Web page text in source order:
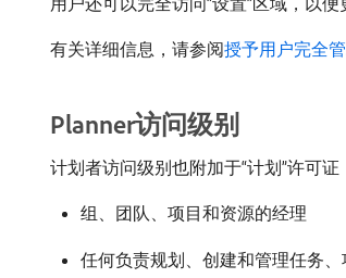
有关详细信息，请参阅授予用户完全
Planner访问级别
计划者访问级别也附加于“计划”许可证
组、团队、项目和资源的经理
任何负责规划、创建和管理任务